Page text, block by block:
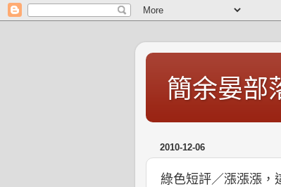
簡余晏部
2010-12-06
綠色短評／漲漲漲，